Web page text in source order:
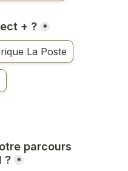
+ ? *
La Poste
tre parcours
? *